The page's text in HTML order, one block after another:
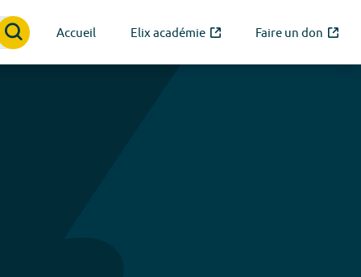
Accueil Elix académie Faire un don